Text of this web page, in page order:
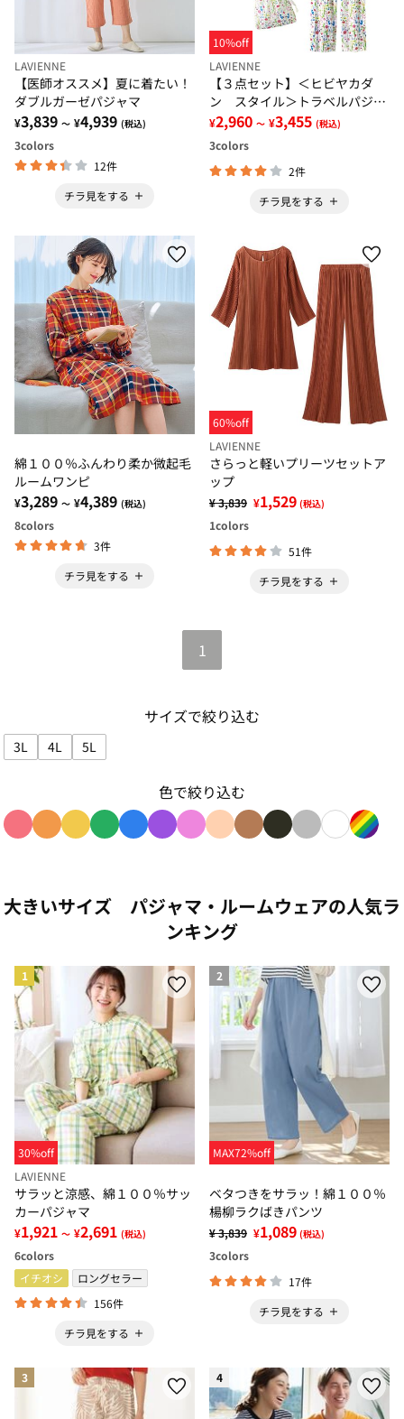
LAVIENNE
【医師オススメ】夏に着たい！
ダブルガーゼパジャマ
¥3,839 ～ ¥4,939 (税込)
3colors
12件
チラ見をする
10%off
LAVIENNE
【３点セット】＜ヒビヤカダ
ン スタイル＞トラベルパジャ
マ
¥2,960 ～ ¥3,455 (税込)
3colors
2件
チラ見をする
綿１００％ふんわり柔か微起毛
ルームワンピ
¥3,289 ～ ¥4,389 (税込)
8colors
3件
チラ見をする
60%off
LAVIENNE
さらっと軽いプリーツセットア
ップ
¥ 3,839 ¥1,529 (税込)
1colors
51件
チラ見をする
1
サイズで絞り込む
3L
サイズで絞り込み: 3L
4L
サイズで絞り込み: 4L
5L
サイズで絞り込み: 5L
色で絞り込む
大きいサイズ パジャマ・ルームウェアの人気ラ
ンキング
1
30%off
LAVIENNE
サラッと涼感、綿１００％サッ
カーパジャマ
¥1,921 ～ ¥2,691 (税込)
6colors
イチオシ
ロングセラー
156件
チラ見をする
2
MAX72%off
ベタつきをサラッ！綿１００％
楊柳ラクばきパンツ
¥ 3,839 ¥1,089 (税込)
3colors
17件
チラ見をする
3 4